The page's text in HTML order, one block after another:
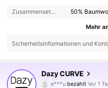
Zusammensetzung: 50%
Mehr
Sicherheitsinformationen und
Dazy CURVE
j***yistVor 30